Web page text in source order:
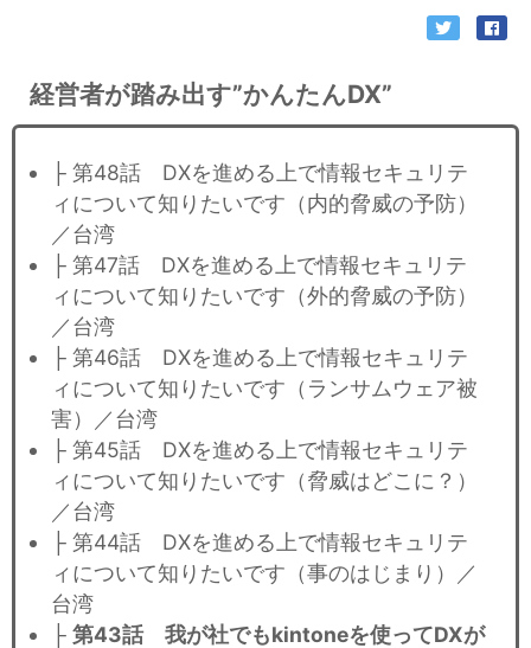
経営者が踏み出す”かんたんDX”
├ 第48話 DXを進める上で情報セキュリテ
ィについて知りたいです（内的脅威の予防）
／台湾
├ 第47話 DXを進める上で情報セキュリテ
ィについて知りたいです（外的脅威の予防）
／台湾
├ 第46話 DXを進める上で情報セキュリテ
ィについて知りたいです（ランサムウェア被
害）／台湾
├ 第45話 DXを進める上で情報セキュリテ
ィについて知りたいです（脅威はどこに？）
／台湾
├ 第44話 DXを進める上で情報セキュリテ
ィについて知りたいです（事のはじまり）／
台湾
├ 第43話 我が社でもkintoneを使ってDXが